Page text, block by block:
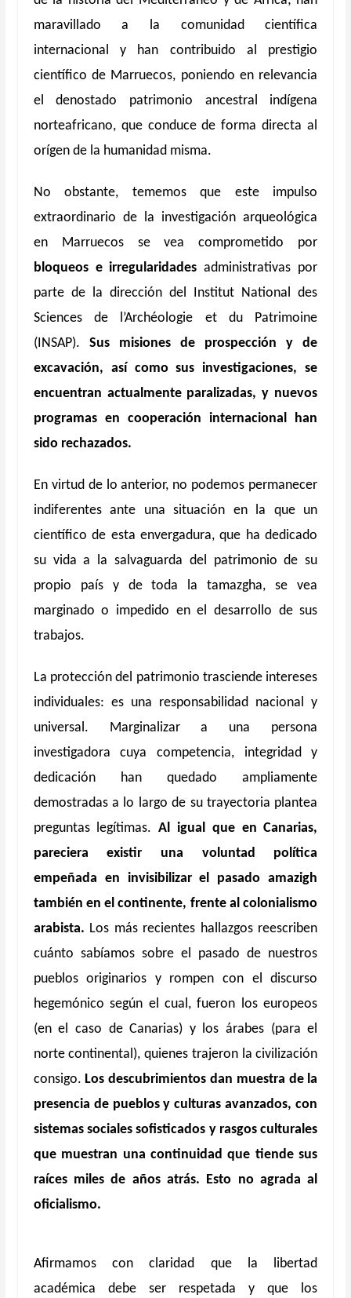
maravillado a la comunidad científica
internacional y han contribuido al prestigio
científico de Marruecos, poniendo en relevancia
el denostado patrimonio ancestral indígena
norteafricano, que conduce de forma directa al
orígen de la humanidad misma.
No obstante, tememos que este impulso
extraordinario de la investigación arqueológica
en Marruecos se vea comprometido por
bloqueos e irregularidades administrativas por
parte de la dirección del Institut National des
Sciences de l’Archéologie et du Patrimoine
(INSAP). Sus misiones de prospección y de
excavación, así como sus investigaciones, se
encuentran actualmente paralizadas, y nuevos
programas en cooperación internacional han
sido rechazados.
En virtud de lo anterior, no podemos permanecer
indiferentes ante una situación en la que un
científico de esta envergadura, que ha dedicado
su vida a la salvaguarda del patrimonio de su
propio país y de toda la tamazgha, se vea
marginado o impedido en el desarrollo de sus
trabajos.
La protección del patrimonio trasciende intereses
individuales: es una responsabilidad nacional y
universal. Marginalizar a una persona
investigadora cuya competencia, integridad y
dedicación han quedado ampliamente
demostradas a lo largo de su trayectoria plantea
preguntas legítimas.Al igual que en Canarias,
pareciera existir una voluntad política
empeñada en invisibilizar el pasado amazigh
también en el continente, frente al colonialismo
arabista. Los más recientes hallazgos reescriben
cuánto sabíamos sobre el pasado de nuestros
pueblos originarios y rompen con el discurso
hegemónico según el cual, fueron los europeos
(en el caso de Canarias) y los árabes (para el
norte continental), quienes trajeron la civilización
consigo. Los descubrimientos dan muestra de la
presencia de pueblos y culturas avanzados, con
sistemas sociales sofisticados y rasgos culturales
que muestran una continuidad que tiende sus
raíces miles de años atrás. Esto no agrada al
oficialismo.
Afirmamos con claridad que la libertad
académica debe ser respetada y que los